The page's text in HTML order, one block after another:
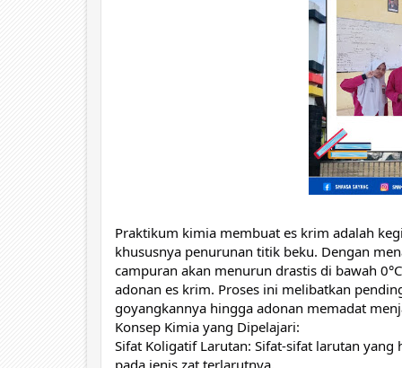
Praktikum kimia membuat es krim adalah
khususnya penurunan titik beku. Dengan
campuran akan menurun drastis di bawah
adonan es krim. Proses ini melibatkan
goyangkannya hingga adonan memadat
Konsep Kimia yang Dipelajari:
Sifat Koligatif Larutan: Sifat-sifat larutan
pada jenis zat terlarutnya.